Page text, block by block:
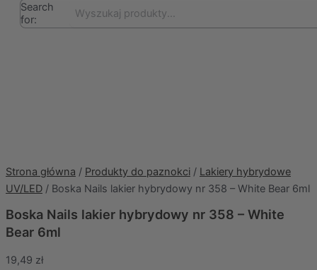
Search
for:
Strona główna / Produkty do paznokci / Lakiery hybrydowe
UV/LED / Boska Nails lakier hybrydowy nr 358 – White Bear 6ml
Boska Nails lakier hybrydowy nr 358 – White
Bear 6ml
19,49 zł